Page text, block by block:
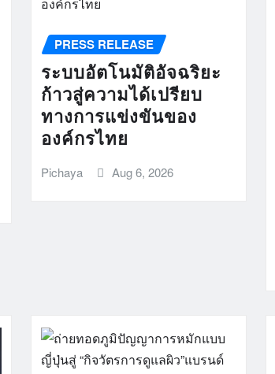
PRESS RELEASE
ระบบอัตโนมัติอัจฉริยะ
ก้าวสู่ความได้เปรียบ
ทางการแข่งขันของ
องค์กรไทย
Pichaya Aug 6, 2026